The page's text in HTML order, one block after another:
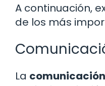
A continuación,
de los más
La comunicación